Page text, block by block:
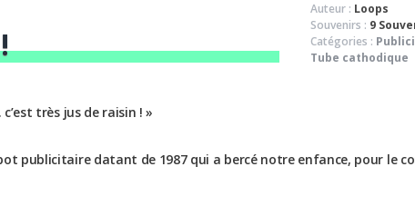
Auteur : Loops
Souvenirs : 9
Catégories :
Tube cathodique
très jus de raisin ! »
publicitaire datant de 1987 qui a bercé notre enfance, pour le